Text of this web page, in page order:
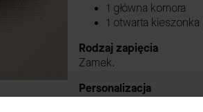
1 główna komora
1 otwarta
Rodzaj zapięcia
Zamek.
Personalizacja